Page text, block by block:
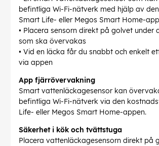
befintliga Wi-Fi-nätverk med hjälp av
Smart Life- eller Megos Smart Home-
• Placera sensorn direkt på golvet under
som ska övervakas
• Vid en läcka får du snabbt och enkelt
via appen
App fjärrövervakning
Smart vattenläckagesensor kan
befintliga Wi-Fi-nätverk via den
Life- eller Megos Smart Home-appen.
Säkerhet i kök och tvättstuga
Placera vattenläckagesensorn direkt på